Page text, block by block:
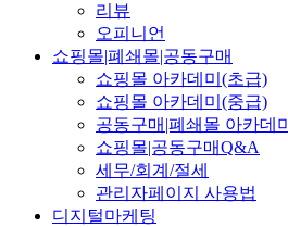
리뷰
오피니언
쇼핑몰|폐쇄몰|공동구매
쇼핑몰 아카데미(초급)
쇼핑몰 아카데미(중급)
공동구매|폐쇄몰 아카데미
쇼핑몰|공동구매Q&A
세무/회계/절세
관리자페이지 사용법
디지털마케팅